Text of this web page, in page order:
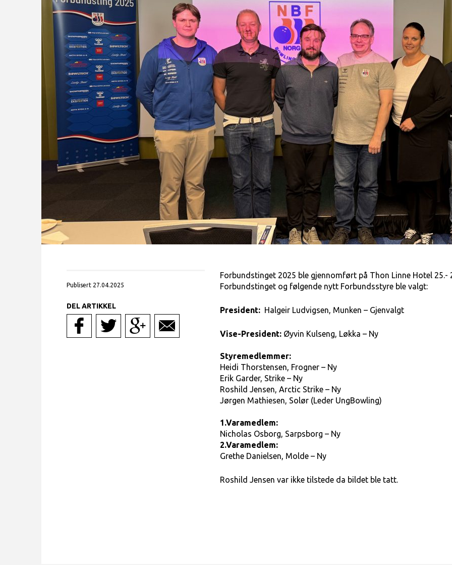
Publisert 27.04.2025
DEL ARTIKKEL
Forbundstinget 2025 ble gjennomført på Thon Linne Hotel 25.-
Forbundstinget og følgende nytt Forbundsstyre ble valgt:
President: Halgeir Ludvigsen, Munken – Gjenvalgt
Vise-President: Øyvin Kulseng, Løkka – Ny
Styremedlemmer:
Heidi Thorstensen, Frogner – Ny
Erik Garder, Strike – Ny
Roshild Jensen, Arctic Strike – Ny
Jørgen Mathiesen, Solør (Leder UngBowling)
1.Varamedlem:
Nicholas Osborg, Sarpsborg – Ny
2.Varamedlem:
Grethe Danielsen, Molde – Ny
Roshild Jensen var ikke tilstede da bildet ble tatt.